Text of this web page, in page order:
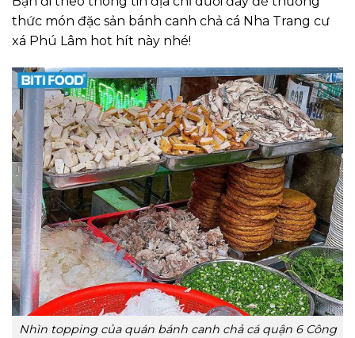
thức món đặc sản bánh canh chả cá Nha Trang cư
xá Phú Lâm hot hít này nhé!
Nhìn topping của quán bánh canh chả cá quận 6 Công